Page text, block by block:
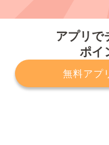
アプリで
ポイ
無料アプ
プライバシーポ
サービスに関しての